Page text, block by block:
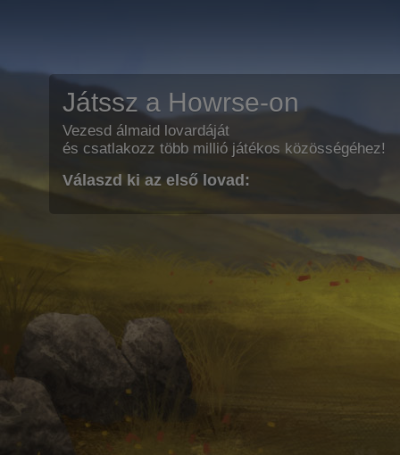
Játssz a Howrse-on
Vezesd álmaid lovardáját
és csatlakozz több millió játékos közösségéhez!
Válaszd ki az első lovad: